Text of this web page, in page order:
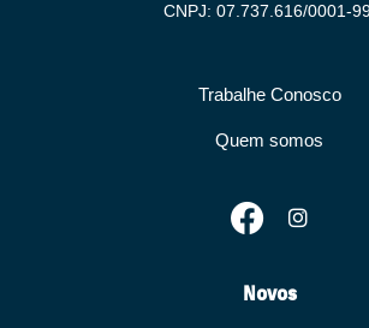
CNPJ: 07.737.616/0001-
Trabalhe Conosco
Quem somos
Novos